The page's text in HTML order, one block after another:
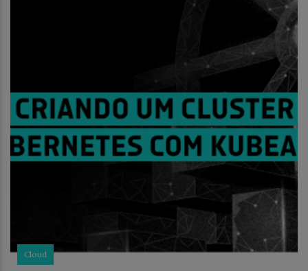
Cloud